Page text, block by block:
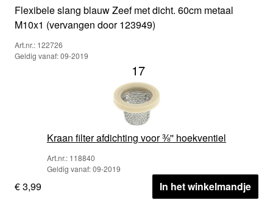
Flexibele slang blauw Zeef met dicht. 60cm metaal
M10x1 (vervangen door 123949)
Art.nr.: 122726
Geldig vanaf: 09-2019
17
Kraan filter afdichting voor ⅜'' hoekventiel
Art.nr.: 118840
Geldig vanaf: 09-2019
€ 3,99 In het winkelmandje